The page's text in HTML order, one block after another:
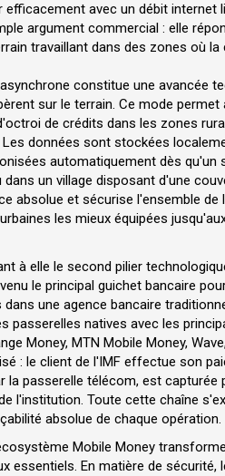
avec un débit internet
argument commercial : elle
travaillant dans des zones où
constitue une avancée
sur le terrain. Ce mode permet
de crédits dans les zones
données sont stockées
automatiquement dès qu'un
un village disposant d'une
absolue et sécurise l'ensemble de
les mieux équipées
à elle le second pilier
le principal guichet bancaire
une agence bancaire
passerelles natives avec les
Money, MTN Mobile Money,
: le client de l'IMF effectue son
passerelle télécom, est capturée
l'institution. Toute cette chaîne
absolue de chaque opération.
Mobile Money
essentiels. En matière de sécurité,